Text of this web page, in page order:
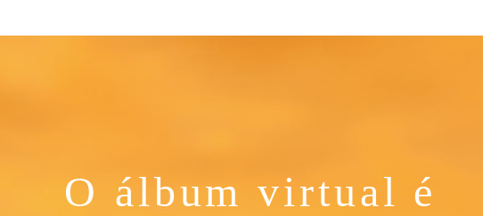
O álbum virtual é